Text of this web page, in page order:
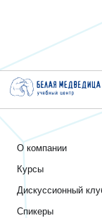
О компании
Курсы
Дискуссионный
Спикеры